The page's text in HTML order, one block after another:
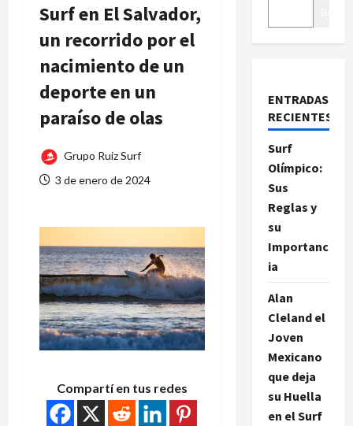
Surf en El Salvador,
un recorrido por el
nacimiento de un
deporte en un
paraíso de olas
Grupo Ruiz Surf
3 de enero de 2024
Compartí en tus redes
ENTRADAS
RECIENTES
Surf
Olímpico:
Sus
Reglas y
su
Importanc
ia
Alan
Cleland el
Joven
Mexicano
que deja
su Huella
en el Surf